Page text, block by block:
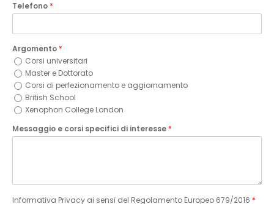
Telefono *
Argomento *
Corsi universitari
Master e Dottorato
Corsi di perfezionamento e aggiornamento
British School
Xenophon College London
Messaggio e corsi specifici di interesse *
Informativa Privacy ai sensi del Regolamento Europeo 679/2016 *